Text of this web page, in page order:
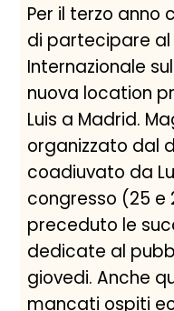
Per il terzo anno
di partecipare al
Internazionale
nuova location
Luis a Madrid.
organizzato dal
coadiuvato da
congresso (25
preceduto le
dedicate al
giovedi. Anche
mancati ospiti